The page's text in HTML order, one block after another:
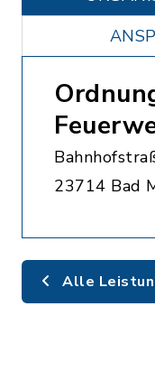
23714 Bad
Alle